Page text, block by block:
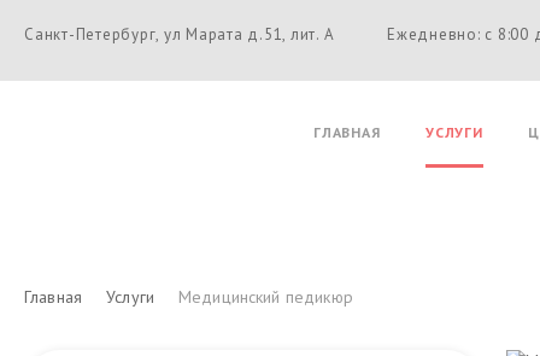
Санкт-Петербург, ул Марата д.51, лит. А Ежедневно: с 8:00
ГЛАВНАЯ УСЛУГИ
Главная Услуги Медицинский педикюр